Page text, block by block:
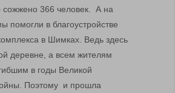
сожжено 366 человек. А на
помогли в благоустройстве
в Шимках. Ведь здесь
деревне, а всем жителям
в годы Великой
Поэтому и прошла